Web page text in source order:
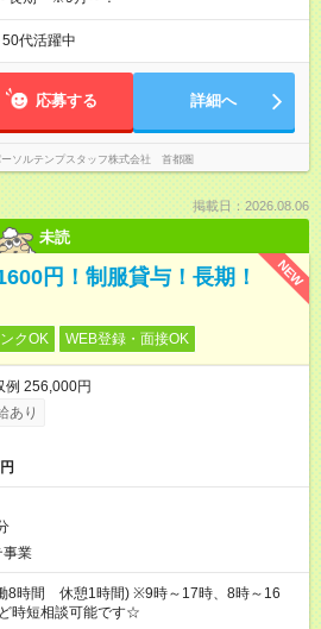
代活躍中
応募する 詳細へ
ーソルテンプスタッフ株式会社 首都圏
掲載日：2026.08.06
未読
NEW
円！制服貸与！長期！
クOK WEB登録・面接OK
256,000円
あり
事業
8時間 休憩1時間) ※9時～17時、8時～16
時短相談可能です☆